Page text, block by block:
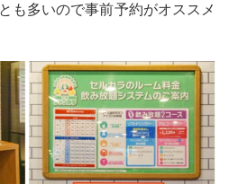
も多いので事前予約がオススメ